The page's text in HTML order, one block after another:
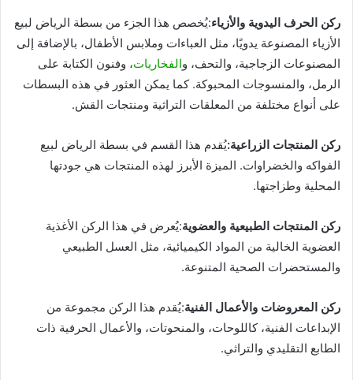
ركن الحرف اليدوية والأزياء:يُخصص هذا الجزء من بسطة الرياض لبيع
الأزياء المصنوعة يدويًا، مثل العباءات وملابس الأطفال، بالإضافة إلى
المصنوعات الزجاجية، والتحف، والفخاريات، وفنون الكتابة على
الرمل، والمنسوجات المحبوكة. كما يمكن العثور في هذه البسطات
على أنواع مختلفة من المعلقات التراثية ومنتجات القش.
ركن المنتجات الزراعية:يُقدم هذا القسم في بسطة الرياض لبيع
الفواكه والخضراوات. الميزة الأبرز لهذه المنتجات هي جودتها
المحلية وطزاجتها.
ركن المنتجات الطبيعية والعضوية:يُعرض في هذا الركن الأغذية
العضوية الخالية من المواد الكيميائية، مثل العسل الطبيعي
والمستحضرات الصحية المتنوعة.
ركن المعروضات والأعمال الفنية:يُقدم هذا الركن مجموعة من
الإبداعات الفنية، كاللوحات، والمنحوتات، والأعمال الحرفية ذات
الطابع التقليدي والتراثي.